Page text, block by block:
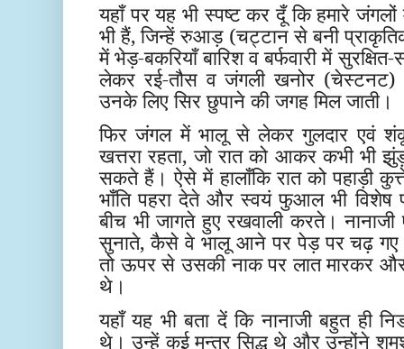
यहाँ पर यह भी स्पष्ट कर दूँ कि हमारे
भी हैं, जिन्हें रुआड़ (चट्टान से बनी
में भेड़-बकरियाँ बारिश व बर्फवारी में
लेकर रई-तौस व जंगली खनोर (चेस्टनट)
उनके लिए सिर छुपाने की जगह मिल जाती।
फिर जंगल में भालू से लेकर गुलदार एवं
खत्तरा रहता, जो रात को आकर कभी भी
सकते हैं। ऐसे में हालाँकि रात को पहाड़ी
भाँति पहरा देते और स्वयं फुआल भी विशेष
बीच भी जागते हुए रखवाली करते।
सुनाते, कैसे वे भालू आने पर पेड़ पर चढ़ गए
तो ऊपर से उसकी नाक पर लात मारकर
थे।
यहाँ यह भी बता दें कि नानाजी बहुत ही
थे। उन्हें कई मन्त्र सिद्ध थे और उन्होंने